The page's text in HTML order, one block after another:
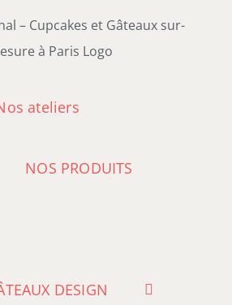
ateliers
NOS PRODUITS
DESIGN